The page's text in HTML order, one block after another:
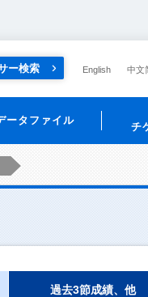
ー検索 English 中文
ータファイル
チ
過去3節成績、他